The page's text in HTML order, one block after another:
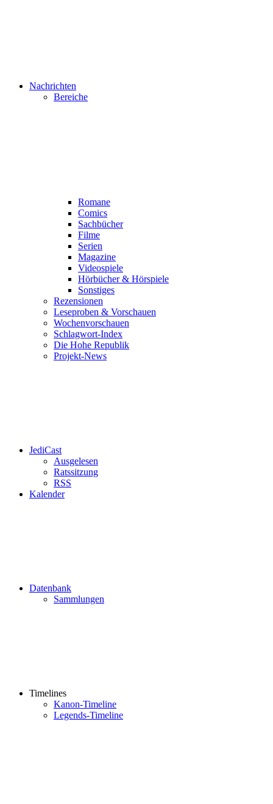
Nachrichten
Bereiche
Romane
Comics
Sachbücher
Filme
Serien
Magazine
Videospiele
Hörbücher & Hörspiele
Sonstiges
Rezensionen
Leseproben & Vorschauen
Wochenvorschauen
Schlagwort-Index
Die Hohe Republik
Projekt-News
JediCast
Ausgelesen
Ratssitzung
RSS
Kalender
Datenbank
Sammlungen
Timelines
Kanon-Timeline
Legends-Timeline